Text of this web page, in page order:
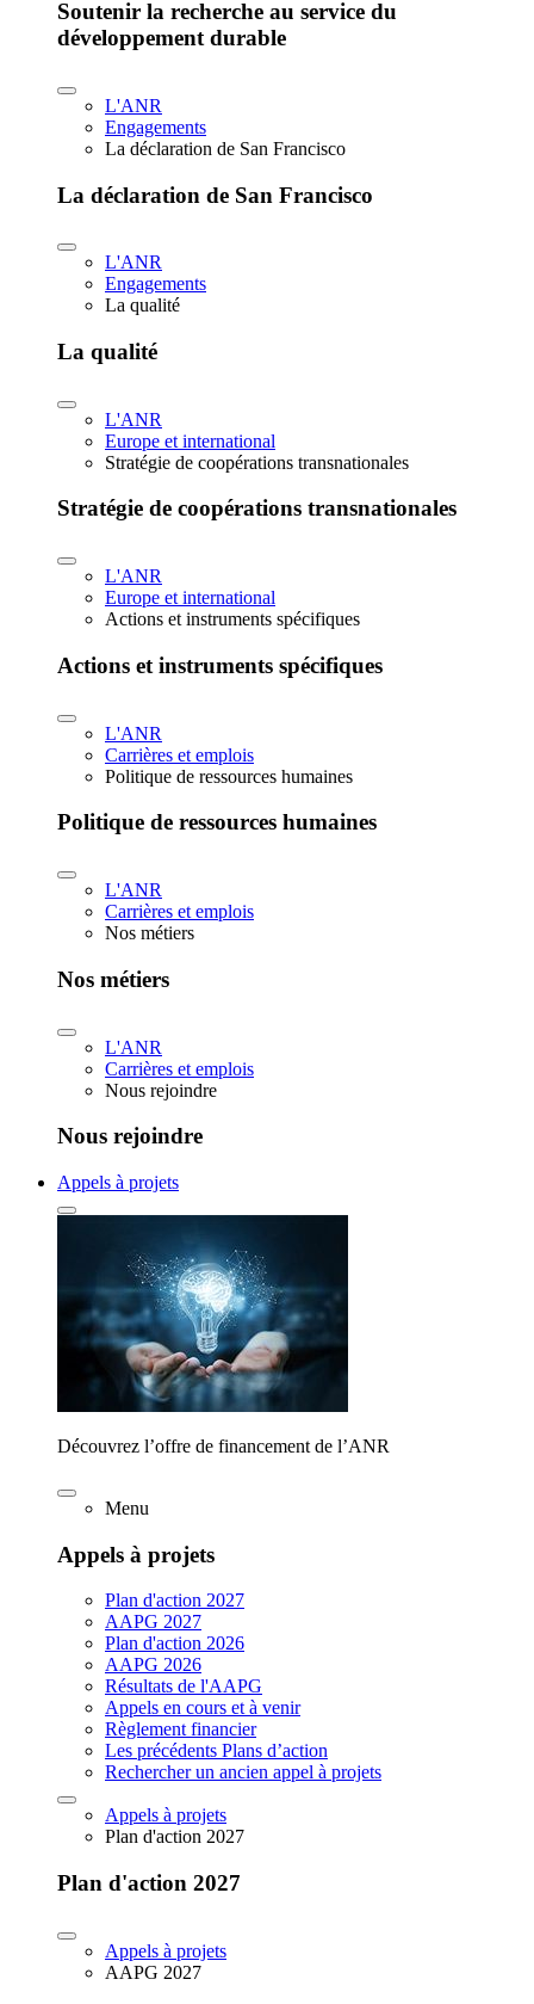
Soutenir la recherche au service du
développement durable
L'ANR
Engagements
La déclaration de San Francisco
La déclaration de San Francisco
L'ANR
Engagements
La qualité
La qualité
L'ANR
Europe et international
Stratégie de coopérations transnationales
Stratégie de coopérations transnationales
L'ANR
Europe et international
Actions et instruments spécifiques
Actions et instruments spécifiques
L'ANR
Carrières et emplois
Politique de ressources humaines
Politique de ressources humaines
L'ANR
Carrières et emplois
Nos métiers
Nos métiers
L'ANR
Carrières et emplois
Nous rejoindre
Nous rejoindre
Appels à projets
Découvrez l’offre de financement de l’ANR
Menu
Appels à projets
Plan d'action 2027
AAPG 2027
Plan d'action 2026
AAPG 2026
Résultats de l'AAPG
Appels en cours et à venir
Règlement financier
Les précédents Plans d’action
Rechercher un ancien appel à projets
Appels à projets
Plan d'action 2027
Plan d'action 2027
Appels à projets
AAPG 2027